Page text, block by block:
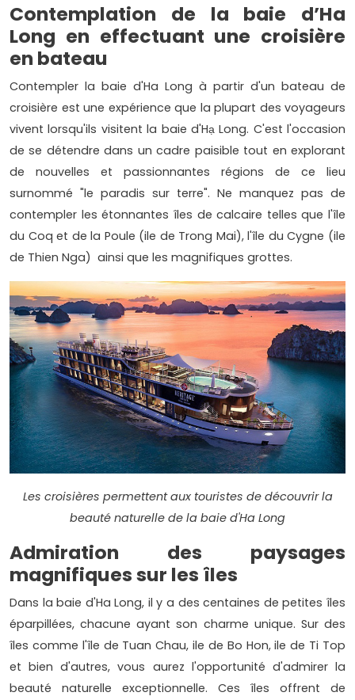
Contemplation de la baie d’Ha
Long en effectuant une croisière
en bateau
Contempler la baie d'Ha Long à partir d'un bateau de
croisière est une expérience que la plupart des voyageurs
vivent lorsqu'ils visitent la baie d'Hạ Long. C'est l'occasion
de se détendre dans un cadre paisible tout en explorant
de nouvelles et passionnantes régions de ce lieu
surnommé "le paradis sur terre". Ne manquez pas de
contempler les étonnantes îles de calcaire telles que l'île
du Coq et de la Poule (ile de Trong Mai), l'île du Cygne (ile
de Thien Nga) ainsi que les magnifiques grottes.
Les croisières permettent aux touristes de découvrir la
beauté naturelle de la baie d'Ha Long
Admiration des paysages
magnifiques sur les îles
Dans la baie d'Ha Long, il y a des centaines de petites îles
éparpillées, chacune ayant son charme unique. Sur des
îles comme l'île de Tuan Chau, ile de Bo Hon, ile de Ti Top
et bien d'autres, vous aurez l'opportunité d'admirer la
beauté naturelle exceptionnelle. Ces îles offrent de